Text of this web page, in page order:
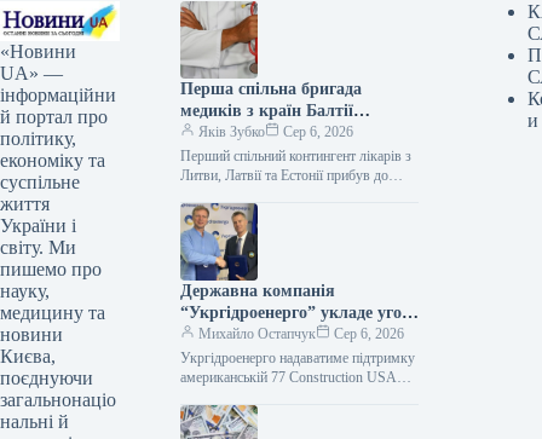
«Новини
UA» —
інформаційни
й портал про
політику,
економіку та
суспільне
життя
України і
світу. Ми
пишемо про
науку,
медицину та
новини
Києва,
поєднуючи
загальнонаціо
нальні й
Перша спільна бригада
медиків з країн Балтії
прибула в Україну для
стажування.
Яків Зубко
Сер 6, 2026
Перший спільний контингент лікарів з
Литви, Латвії та Естонії прибув до
вдосконалення у медичних установах.
Цю інформацію…
Державна компанія
“Укргідроенерго” укладе угоду
про співпрацю з
американським
підприємством 77
Михайло Остапчук
Сер 6, 2026
Укргідроенерго надаватиме підтримку
американській 77 Construction USA
ПрАТ "Укргідроенерго" та
американська компанія 77 Construction
и